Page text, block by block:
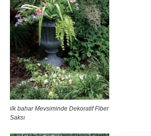
ilk bahar Mevsiminde Dekoratif Fiber
Saksı